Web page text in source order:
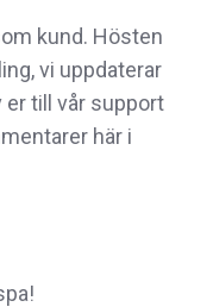
kund. Hösten
vi uppdaterar
er till vår support
här i